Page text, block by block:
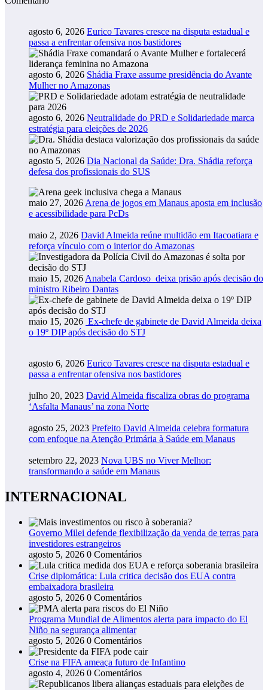
agosto 6, 2026 Eurico Tavares cresce na disputa estadual e
passa a enfrentar ofensiva nos bastidores
agosto 6, 2026 Shádia Fraxe assume presidência do Avante
Mulher no Amazonas
agosto 6, 2026 Neutralidade do PRD e Solidariedade marca
estratégia para eleições de 2026
agosto 5, 2026 Dia Nacional da Saúde: Dra. Shádia reforça
defesa dos profissionais do SUS
maio 27, 2026 Arena de jogos em Manaus aposta em inclusão
e acessibilidade para PcDs
maio 2, 2026 David Almeida reúne multidão em Itacoatiara e
reforça vínculo com o interior do Amazonas
maio 15, 2026 Anabela Cardoso deixa prisão após decisão do
ministro Ribeiro Dantas
maio 15, 2026 Ex-chefe de gabinete de David Almeida deixa
o 19º DIP após decisão do STJ
agosto 6, 2026 Eurico Tavares cresce na disputa estadual e
passa a enfrentar ofensiva nos bastidores
julho 20, 2023 David Almeida fiscaliza obras do programa
‘Asfalta Manaus’ na zona Norte
agosto 25, 2023 Prefeito David Almeida celebra formatura
com enfoque na Atenção Primária à Saúde em Manaus
setembro 22, 2023 Nova UBS no Viver Melhor:
transformando a saúde em Manaus
INTERNACIONAL
Governo Milei defende flexibilização da venda de terras para
investidores estrangeiros
agosto 5, 2026 0 Comentários
Crise diplomática: Lula critica decisão dos EUA contra
embaixadora brasileira
agosto 5, 2026 0 Comentários
Programa Mundial de Alimentos alerta para impacto do El
Niño na segurança alimentar
agosto 5, 2026 0 Comentários
Crise na FIFA ameaça futuro de Infantino
agosto 4, 2026 0 Comentários